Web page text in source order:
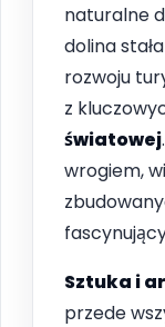
naturalne
dolina
rozwoju
z
światowej
wrogiem,
Sztuka i
przede